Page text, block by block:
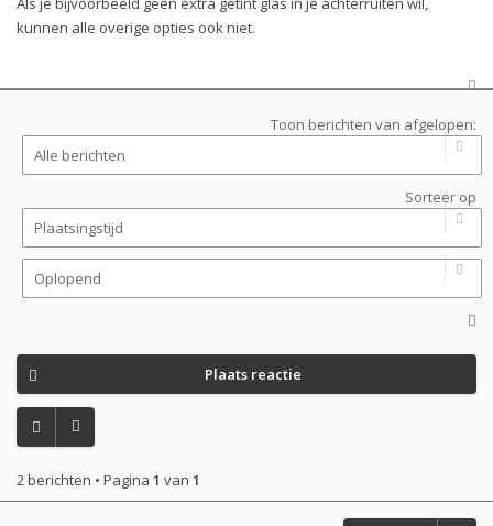
kunnen alle overige opties ook niet.
Toon berichten van afgelopen:
Sorteer op
Plaats reactie
2 berichten • Pagina 1 van 1